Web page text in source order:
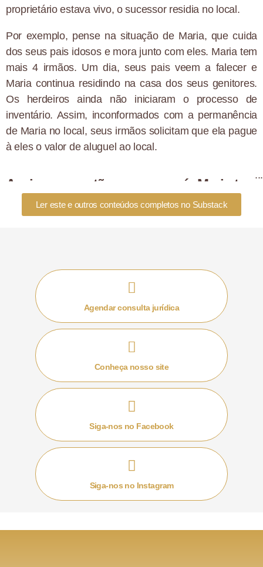
proprietário estava vivo, o sucessor residia no local.
Por exemplo, pense na situação de Maria, que cuida
dos seus pais idosos e mora junto com eles. Maria tem
mais 4 irmãos. Um dia, seus pais veem a falecer e
Maria continua residindo na casa dos seus genitores.
Os herdeiros ainda não iniciaram o processo de
inventário. Assim, inconformados com a permanência
de Maria no local, seus irmãos solicitam que ela pague
à eles o valor de aluguel ao local.
Assim, a questão que surge é: Maria tem
o dever de pagar aluguel aos seus
irmãos?
Adiantamos que não existe nenhuma previsão legal
sobre este problema. O que o Código Civil prevê é
que, enquanto não for aberto o inventário, o imóvel
permanecerá em condomínio, devendo os herdeiros
responderem pelo bem.
No entanto, a jurisprudência tem entendimento
consolidado de que é dever do herdeiro que
permanece no imóvel pagar alugar aos demais. Isto
por que, sendo uma propriedade comum, todos os
beneficiários do bem tem direito de usufrui-lo.
Quando um deles tira o direito de usufruto dos demais,
é dever do usufrutuário indenizar os co-herdeiros desta
Além disso, estando o bem em condomínio, todos os
Ler este e outros conteúdos completos no Substack
Agendar consulta jurídica
Conheça nosso site
Siga-nos no Facebook
Siga-nos no Instagram